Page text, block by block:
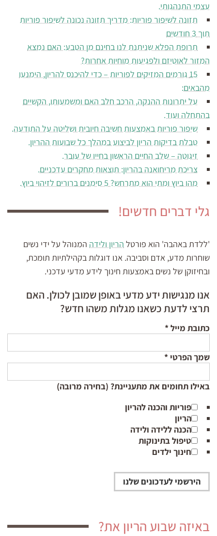
עצמי התנהגותי.
תזונה לשיפור פוריות: מדריך תזונה נכונה לשיפור פוריות
תוך 3 חודשים
תרופת הפלא שניתנת לנו בחינם מן הטבע: האם נמצא
המזור לאוטיזם ולפגיעות מוחיות אחרות?
15 גורמים המזיקים לפוריות – כדי להיכנס להריון, הימנעו
מהבאים:
על יתרונות ההנקה, הרכב חלב האם ומשמעותו, הקשיים
בהתחלה ועוד.
שיפור פוריות באמצעות חשיבה חיובית ושליטה על התודעה.
טבלת בדיקות הריון לביצוע במהלך כל שבועות ההריון.
זיגוטה – שלב החיים הראשון בחייו של עובר.
צריכת מריחואנה בהריון: תוצאות מחקרים עדכניים.
מהו ביוץ ומתי הוא מתרחש? 5 סימנים ברורים לזיהוי ביוץ.
גלי דברים חדשים!
'ללדת באהבה' הוא פורטל הריון ולידה המנוהל על ידי נשים
שוחרות מדע, אדם וסביבה. אנו דוגלות בקהילתיות תומכת,
ובחיזוקן של נשים באמצעות חינוך לידע מדעי עדכני.
אנו מנגישות ידע מדעי באופן שמובן לכולן. האם
תרצי לדעת כשאנו מגלות משהו חדש?
כתובת מייל*
שמך הפרטי *
באילו תחומים את מתעניינת? (בחירה מרובה)
פוריות והכנה להריון
הריון
הכנה ללידה ולידה
טיפול בתינוקות
חינוך ילדים
באיזה שבוע הריון את?